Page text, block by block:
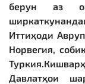
берун аз он
Иттиҳоди
Норвегия,
Давлатҳои